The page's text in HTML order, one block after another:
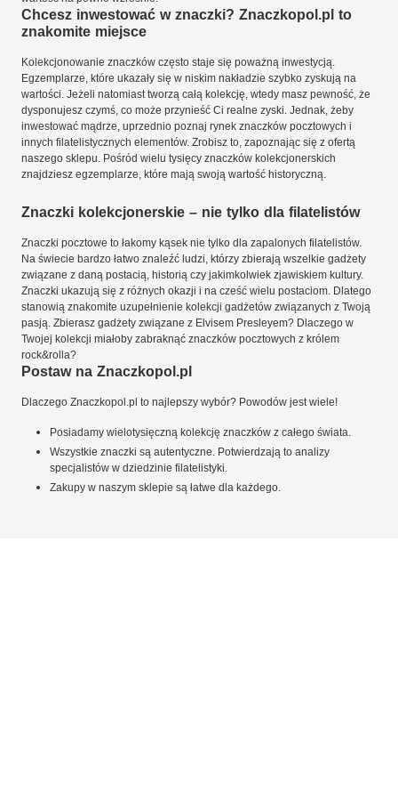
Chcesz inwestować w znaczki? Znaczkopol.pl to
znakomite miejsce
Kolekcjonowanie znaczków często staje się poważną inwestycją.
Egzemplarze, które ukazały się w niskim nakładzie szybko zyskują na
wartości. Jeżeli natomiast tworzą całą kolekcję, wtedy masz pewność, że
dysponujesz czymś, co może przynieść Ci realne zyski. Jednak, żeby
inwestować mądrze, uprzednio poznaj rynek znaczków pocztowych i
innych filatelistycznych elementów. Zrobisz to, zapoznając się z ofertą
naszego sklepu. Pośród wielu tysięcy znaczków kolekcjonerskich
znajdziesz egzemplarze, które mają swoją wartość historyczną.
Znaczki kolekcjonerskie – nie tylko dla filatelistów
Znaczki pocztowe to łakomy kąsek nie tylko dla zapalonych filatelistów.
Na świecie bardzo łatwo znaleźć ludzi, którzy zbierają wszelkie gadżety
związane z daną postacią, historią czy jakimkolwiek zjawiskiem kultury.
Znaczki ukazują się z różnych okazji i na cześć wielu postaciom. Dlatego
stanowią znakomite uzupełnienie kolekcji gadżetów związanych z Twoją
pasją. Zbierasz gadżety związane z Elvisem Presleyem? Dlaczego w
Twojej kolekcji miałoby zabraknąć znaczków pocztowych z królem
rock&rolla?
Postaw na Znaczkopol.pl
Dlaczego Znaczkopol.pl to najlepszy wybór? Powodów jest wiele!
Posiadamy wielotysięczną kolekcję znaczków z całego świata.
Wszystkie znaczki są autentyczne. Potwierdzają to analizy
specjalistów w dziedzinie filatelistyki.
Zakupy w naszym sklepie są łatwe dla każdego.